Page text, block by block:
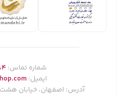
شماره تماس:
ایمیل:
آدرس: اصفهان، خیابان